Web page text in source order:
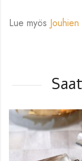
Lue myös